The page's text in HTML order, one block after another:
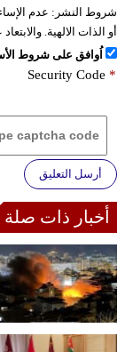
شروط النشر: عدم
أو الذات الالهية.
اُوافق على شروط
Security Code *
أرسل التعليق
أخبار ذات صلة